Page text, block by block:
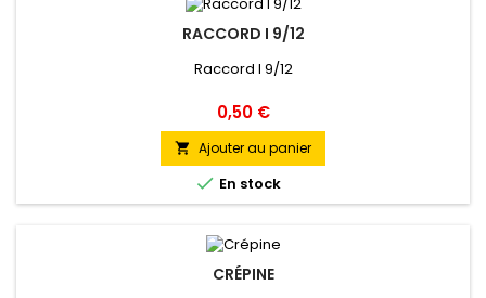
RACCORD I 9/12
Raccord I 9/12
Prix
0,50 €
 Ajouter au panier
 En stock
CRÉPINE